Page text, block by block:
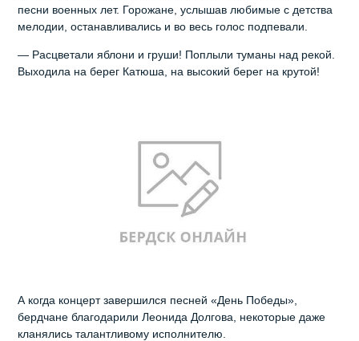
песни военных лет. Горожане, услышав любимые с детства
мелодии, останавливались и во весь голос подпевали.
— Расцветали яблони и груши! Поплыли туманы над рекой.
Выходила на берег Катюша, на высокий берег на крутой!
А когда концерт завершился песней «День Победы»,
бердчане благодарили Леонида Долгова, некоторые даже
кланялись талантливому исполнителю.